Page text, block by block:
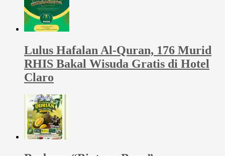
Lulus Hafalan Al-Quran, 176 Murid
RHIS Bakal Wisuda Gratis di Hotel
Claro